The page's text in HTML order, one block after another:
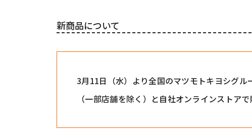
新商品について
3月11日（水）より全国のマツモトキヨシグ
（一部店舗を除く）と自社オンラインストアで